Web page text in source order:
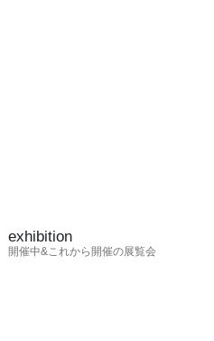
exhibition
開催中&これから開催の展覧会